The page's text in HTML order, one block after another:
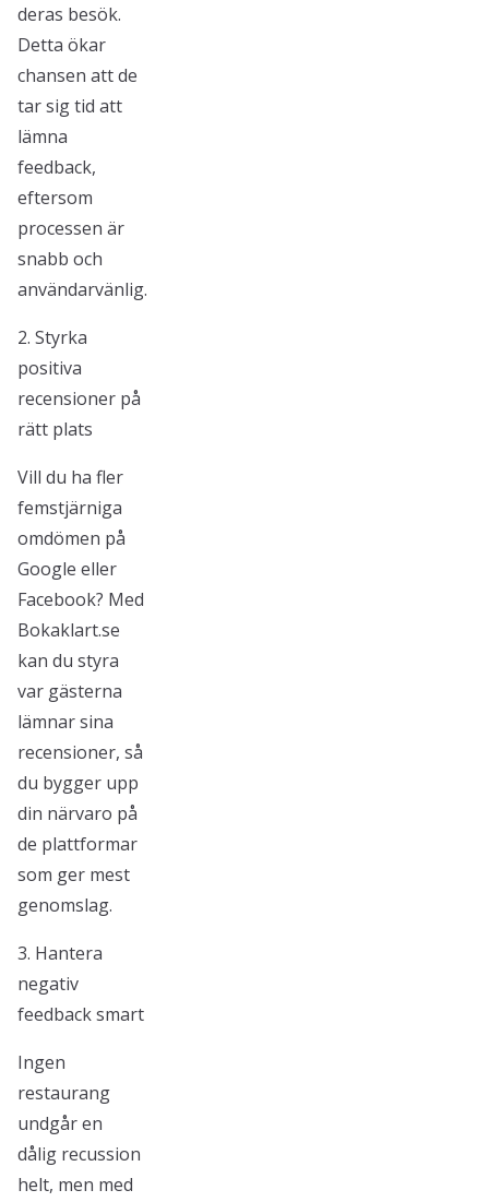
deras besök.
Detta ökar
chansen att de
tar sig tid att
lämna
feedback,
eftersom
processen är
snabb och
användarvänlig.
2. Styrka
positiva
recensioner på
rätt plats
Vill du ha fler
femstjärniga
omdömen på
Google eller
Facebook? Med
Bokaklart.se
kan du styra
var gästerna
lämnar sina
recensioner, så
du bygger upp
din närvaro på
de plattformar
som ger mest
genomslag.
3. Hantera
negativ
feedback smart
Ingen
restaurang
undgår en
dålig recussion
helt, men med